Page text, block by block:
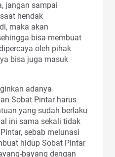
jangan sampai
hendak
maka akan
bisa membuat
oleh pihak
bisa juga masuk
adanya
Sobat Pintar harus
yang sudah berlaku
ini sama sekali tidak
sebab melunasi
hidup Sobat Pintar
bayang dengan